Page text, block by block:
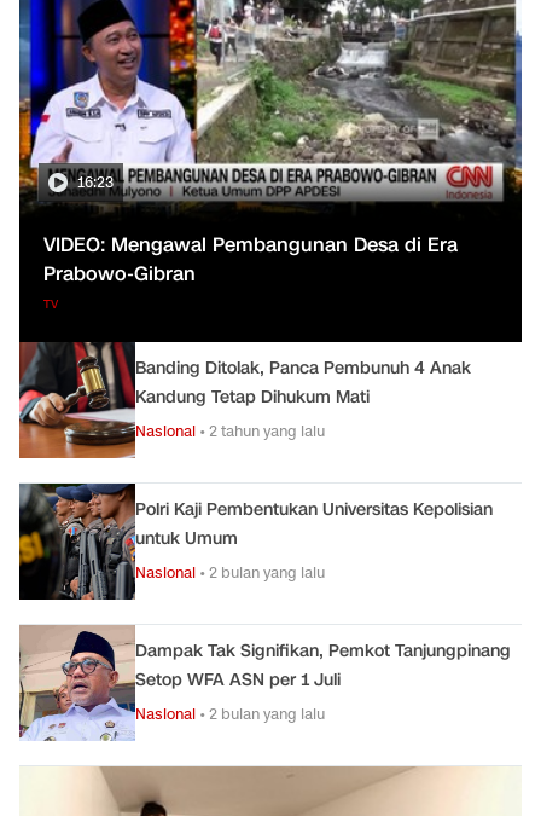
16:23
VIDEO: Mengawal Pembangunan Desa di Era
Prabowo-Gibran
TV
Banding Ditolak, Panca Pembunuh 4 Anak
Kandung Tetap Dihukum Mati
Nasional •2 tahun yang lalu
Polri Kaji Pembentukan Universitas Kepolisian
untuk Umum
Nasional •2 bulan yang lalu
Dampak Tak Signifikan, Pemkot Tanjungpinang
Setop WFA ASN per 1 Juli
Nasional •2 bulan yang lalu